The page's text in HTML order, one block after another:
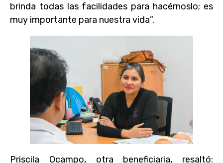
brinda todas las facilidades para hacérnoslo; es
muy importante para nuestra vida”.
Priscila Ocampo, otra beneficiaria, resaltó: